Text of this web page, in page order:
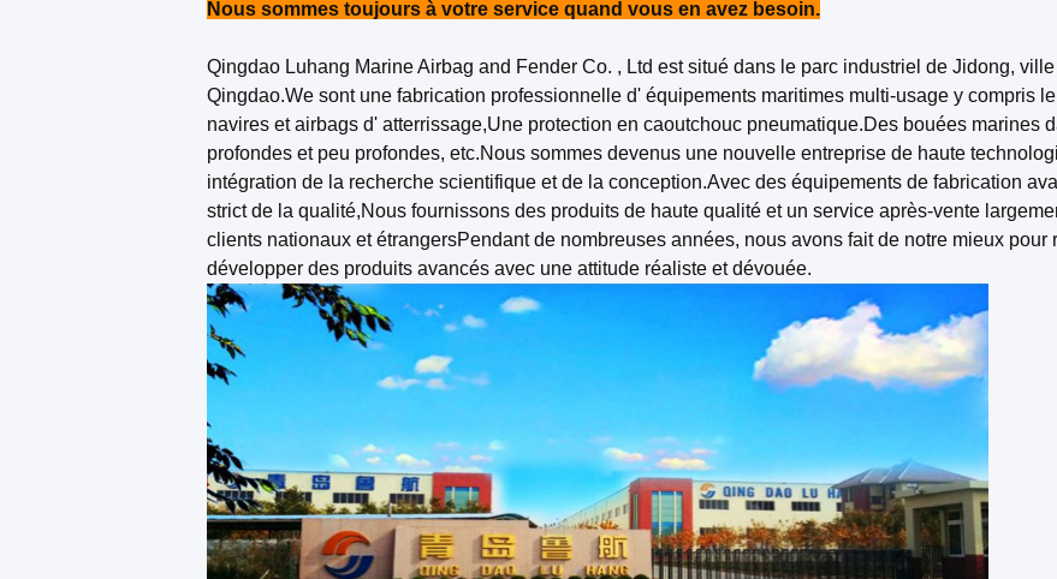
Nous sommes toujours à votre service quand vous en avez besoin.
Qingdao Luhang Marine Airbag and Fender Co. , Ltd est situé dans le parc industriel de Jidong,
Qingdao.We sont une fabrication professionnelle d' équipements maritimes multi-usage y compris
navires et airbags d' atterrissage,Une protection en caoutchouc pneumatique.Des bouées marines
profondes et peu profondes, etc.Nous sommes devenus une nouvelle entreprise de haute
intégration de la recherche scientifique et de la conception.Avec des équipements de fabrication
strict de la qualité,Nous fournissons des produits de haute qualité et un service après-vente
clients nationaux et étrangersPendant de nombreuses années, nous avons fait de notre mieux pour
développer des produits avancés avec une attitude réaliste et dévouée.